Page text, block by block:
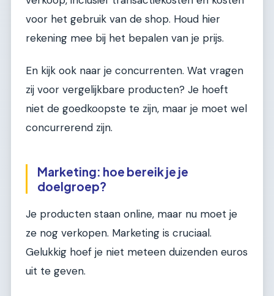
voor het gebruik van de shop. Houd hier
rekening mee bij het bepalen van je prijs.
En kijk ook naar je concurrenten. Wat vragen
zij voor vergelijkbare producten? Je hoeft
niet de goedkoopste te zijn, maar je moet wel
concurrerend zijn.
Marketing: hoe bereik je je
doelgroep?
Je producten staan online, maar nu moet je
ze nog verkopen. Marketing is cruciaal.
Gelukkig hoef je niet meteen duizenden euros
uit te geven.